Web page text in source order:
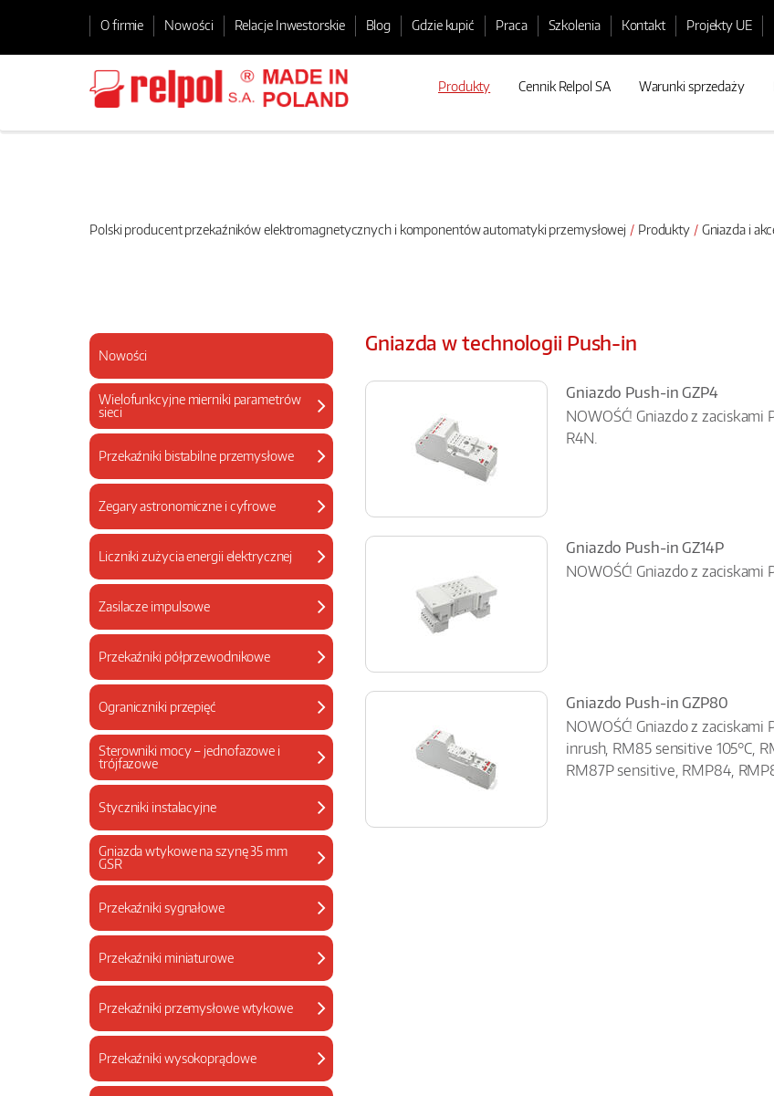
O firmie Nowości Relacje Inwestorskie Blog Gdzie kupić Praca Szkolenia Kontakt Projekty UE
Produkty Cennik Relpol SA Warunki sprzedaży
Polski producent przekaźników elektromagnetycznych i komponentów automatyki przemysłowej Produkty Gniazda i
Nowości
Wielofunkcyjne mierniki parametrów
sieci
Przekaźniki bistabilne przemysłowe
Zegary astronomiczne i cyfrowe
Liczniki zużycia energii elektrycznej
Zasilacze impulsowe
Przekaźniki półprzewodnikowe
Ograniczniki przepięć
Sterowniki mocy – jednofazowe i
trójfazowe
Styczniki instalacyjne
Gniazda wtykowe na szynę 35 mm
GSR
Przekaźniki sygnałowe
Przekaźniki miniaturowe
Przekaźniki przemysłowe wtykowe
Przekaźniki wysokoprądowe
Gniazda w technologii Push-in
Gniazdo Push-in GZP4
NOWOŚĆ! Gniazdo z
R4N.
Gniazdo Push-in GZ14P
NOWOŚĆ! Gniazdo z zaciskami
Gniazdo Push-in GZP80
NOWOŚĆ! Gniazdo z
inrush, RM85 sensitive 105°C,
RM87P sensitive, RMP84,